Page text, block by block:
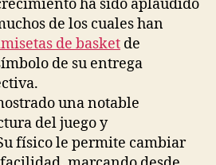
ha sido aplaudido
de los cuales han
de basket de
de su entrega
una notable
del juego y
físico le permite cambiar